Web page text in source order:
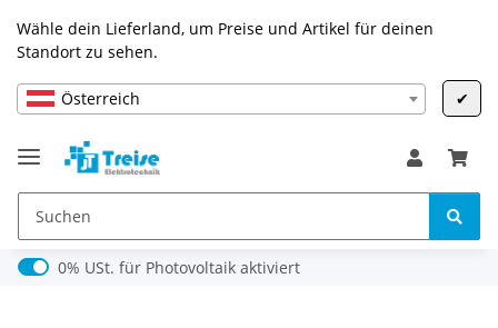
Wähle dein Lieferland, um Preise und Artikel für deinen
Standort zu sehen.
Österreich ✔
0% USt. für Photovoltaik (§ 12 Abs. 3 UStG)
0% USt. für Photovoltaik aktiviert